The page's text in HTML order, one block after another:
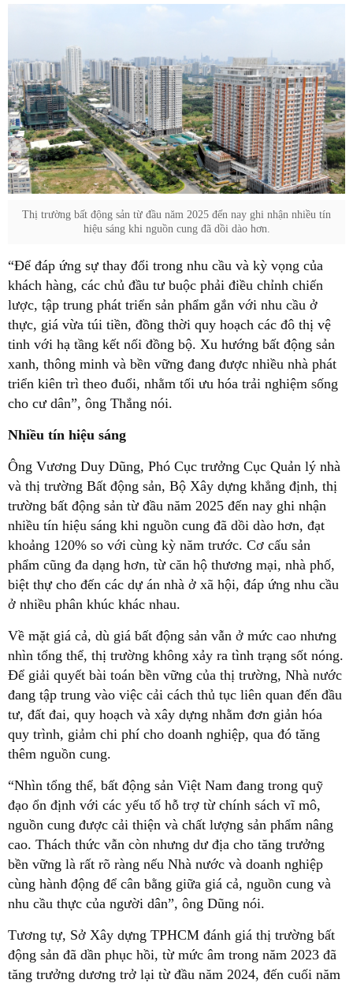
Thị trường bất động sản từ đầu năm 2025 đến nay ghi nhận nhiều tín
hiệu sáng khi nguồn cung đã dồi dào hơn.
“Để đáp ứng sự thay đổi trong nhu cầu và kỳ vọng của
khách hàng, các chủ đầu tư buộc phải điều chỉnh chiến
lược, tập trung phát triển sản phẩm gắn với nhu cầu ở
thực, giá vừa túi tiền, đồng thời quy hoạch các đô thị vệ
tinh với hạ tầng kết nối đồng bộ. Xu hướng bất động sản
xanh, thông minh và bền vững đang được nhiều nhà phát
triển kiên trì theo đuổi, nhằm tối ưu hóa trải nghiệm sống
cho cư dân”, ông Thắng nói.
Nhiều tín hiệu sáng
Ông Vương Duy Dũng, Phó Cục trưởng Cục Quản lý nhà
và thị trường Bất động sản, Bộ Xây dựng khẳng định, thị
trường bất động sản từ đầu năm 2025 đến nay ghi nhận
nhiều tín hiệu sáng khi nguồn cung đã dồi dào hơn, đạt
khoảng 120% so với cùng kỳ năm trước. Cơ cấu sản
phẩm cũng đa dạng hơn, từ căn hộ thương mại, nhà phố,
biệt thự cho đến các dự án nhà ở xã hội, đáp ứng nhu cầu
ở nhiều phân khúc khác nhau.
Về mặt giá cả, dù giá bất động sản vẫn ở mức cao nhưng
nhìn tổng thể, thị trường không xảy ra tình trạng sốt nóng.
Để giải quyết bài toán bền vững của thị trường, Nhà nước
đang tập trung vào việc cải cách thủ tục liên quan đến đầu
tư, đất đai, quy hoạch và xây dựng nhằm đơn giản hóa
quy trình, giảm chi phí cho doanh nghiệp, qua đó tăng
thêm nguồn cung.
“Nhìn tổng thể, bất động sản Việt Nam đang trong quỹ
đạo ổn định với các yếu tố hỗ trợ từ chính sách vĩ mô,
nguồn cung được cải thiện và chất lượng sản phẩm nâng
cao. Thách thức vẫn còn nhưng dư địa cho tăng trưởng
bền vững là rất rõ ràng nếu Nhà nước và doanh nghiệp
cùng hành động để cân bằng giữa giá cả, nguồn cung và
nhu cầu thực của người dân”, ông Dũng nói.
Tương tự, Sở Xây dựng TPHCM đánh giá thị trường bất
động sản đã dần phục hồi, từ mức âm trong năm 2023 đã
tăng trưởng dương trở lại từ đầu năm 2024, đến cuối năm